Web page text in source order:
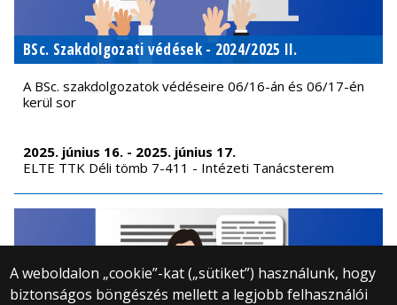
BSc. Szakdolgozati védések - 2024/2025 II.
A BSc. szakdolgozatok védéseire 06/16-án és 06/17-én
kerül sor
2025. június 16. - 2025. június 17.
ELTE TTK Déli tömb 7-411 - Intézeti Tanácsterem
A weboldalon „cookie”-kat („sütiket”) használunk, hogy
biztonságos böngészés mellett a legjobb felhasználói